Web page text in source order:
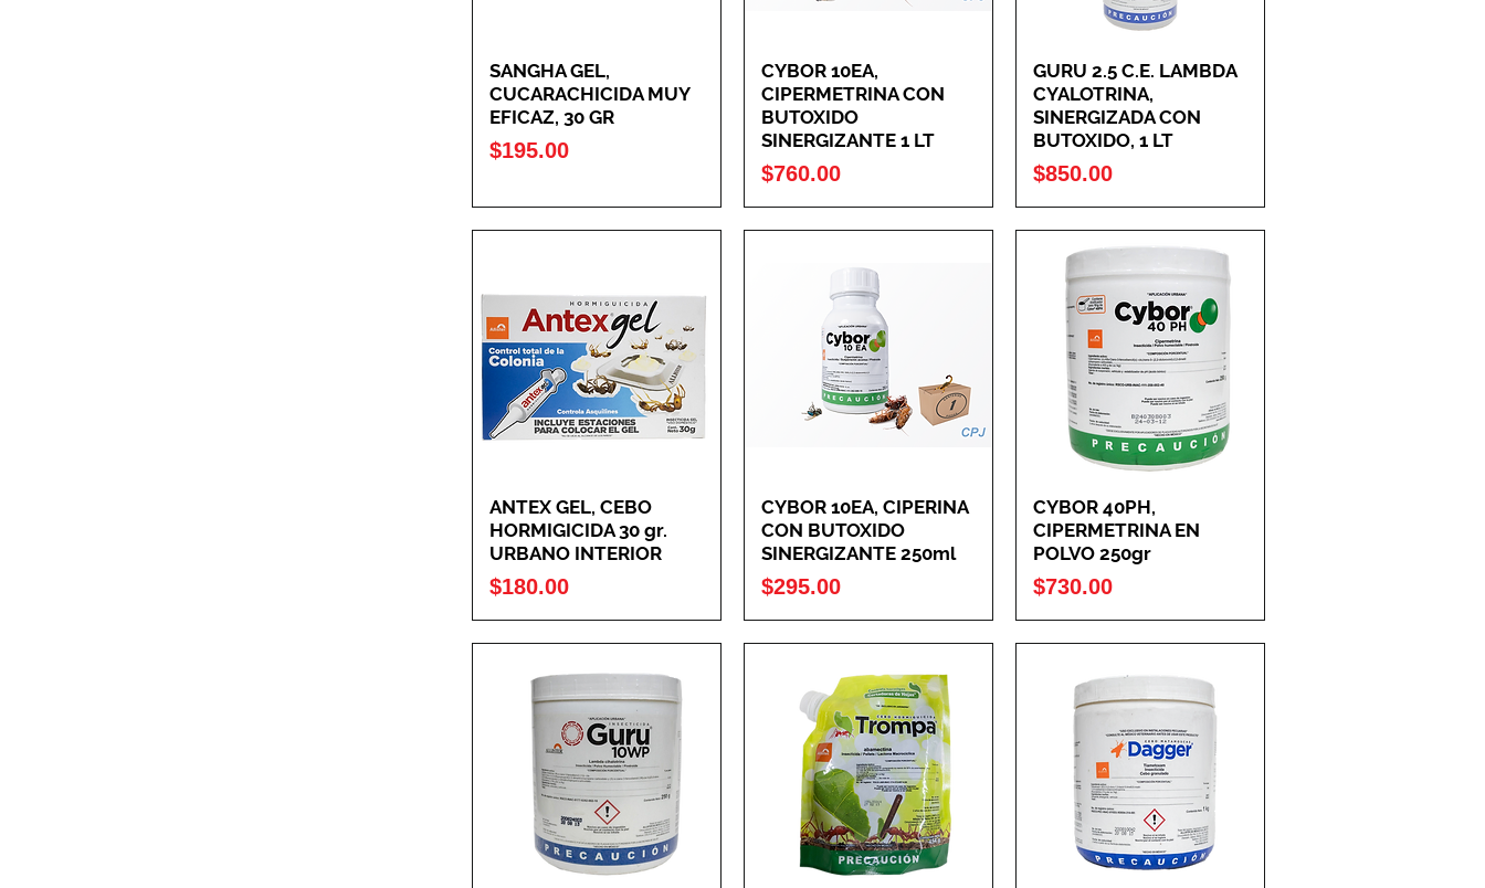
SANGHA GEL,
CUCARACHICIDA MUY
EFICAZ, 30 GR
Precio
$195.00
CYBOR 10EA,
CIPERMETRINA CON
BUTOXIDO
SINERGIZANTE 1 LT
Precio
$760.00
GURU 2.5 C.E. LAMBDA
CYALOTRINA,
SINERGIZADA CON
BUTOXIDO, 1 LT
Precio
$850.00
ANTEX GEL, CEBO
HORMIGICIDA 30 gr.
URBANO INTERIOR
Precio
$180.00
CYBOR 10EA, CIPERINA
CON BUTOXIDO
SINERGIZANTE 250ml
Precio
$295.00
CYBOR 40PH,
CIPERMETRINA EN
POLVO 250gr
Precio
$730.00